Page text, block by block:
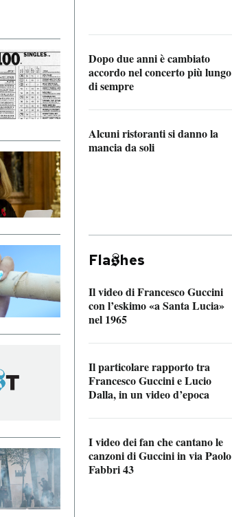
Dopo due anni è cambiato
accordo nel concerto più lungo
di sempre
Alcuni ristoranti si danno la
mancia da soli
Fla hes
Il video di Francesco Guccini
con l’eskimo «a Santa Lucia»
nel 1965
Il particolare rapporto tra
Francesco Guccini e Lucio
Dalla, in un video d’epoca
I video dei fan che cantano le
canzoni di Guccini in via Paolo
Fabbri 43